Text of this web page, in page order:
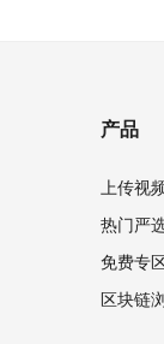
产品
上传视
热门严
免费专
区块链